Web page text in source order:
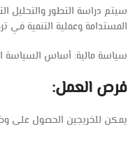
سيتم دراسة التطور والتحليل
المستدامة وعملية التنمية في
سياسة مالية: أساس السياسة
فرص العمل:
يمكن للخريجين الحصول على